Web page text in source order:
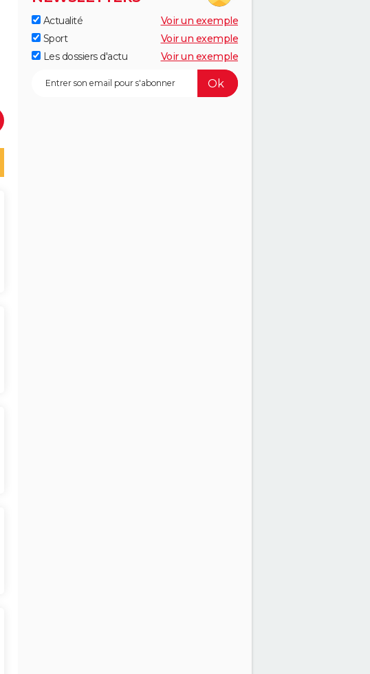
Actualité
Voir un exemple
Sport
Voir un exemple
Les dossiers d'actu
Voir un exemple